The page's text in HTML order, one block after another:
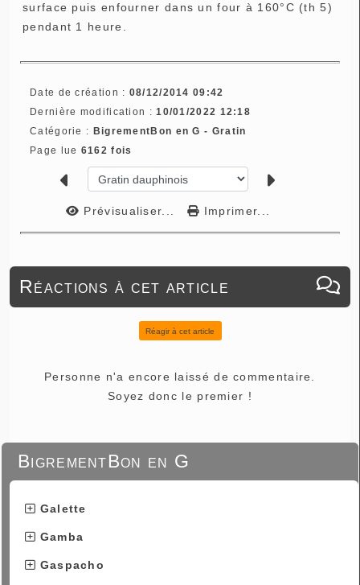
BigrementBon en G
Galette
Gamba
Gaspacho
surface puis enfourner dans un four à 160°C (th 5)
pendant 1 heure.
Date de création : 08/12/2014 09:42
Dernière modification :10/01/2022 12:18
Catégorie :
BigrementBon en G - Gratin
Page lue 6162 fois
Prévisualiser... Imprimer...
Réactions à cet article
Réagir à cet article
Personne n'a encore laissé de commentaire.
Soyez donc le premier !